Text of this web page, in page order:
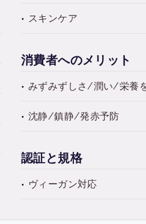
スキンケア
消費者へのメリット
みずみずしさ/潤い/栄養
沈静/鎮静/発赤予防
認証と規格
ヴィーガン対応